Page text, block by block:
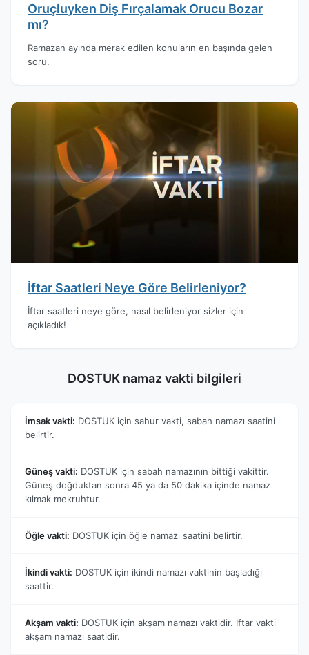
Oruçluyken Diş Fırçalamak Orucu Bozar
mı?
Ramazan ayında merak edilen konuların en başında gelen
soru.
İftar Saatleri Neye Göre Belirleniyor?
İftar saatleri neye göre, nasıl belirleniyor sizler için
açıkladık!
DOSTUK namaz vakti bilgileri
İmsak vakti: DOSTUK için sahur vakti, sabah namazı saatini
belirtir.
Güneş vakti: DOSTUK için sabah namazının bittiği vakittir.
Güneş doğduktan sonra 45 ya da 50 dakika içinde namaz
kılmak mekruhtur.
Öğle vakti: DOSTUK için öğle namazı saatini belirtir.
İkindi vakti: DOSTUK için ikindi namazı vaktinin başladığı
saattir.
Akşam vakti: DOSTUK için akşam namazı vaktidir. İftar vakti
akşam namazı saatidir.